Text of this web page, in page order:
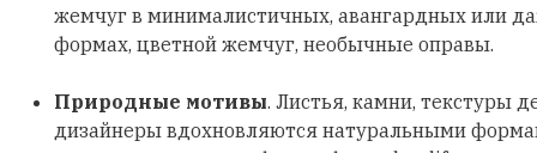
жемчуг в минималистичных, авангардных или
формах, цветной жемчуг, необычные оправы.
Природные мотивы. Листья, камни, текстуры
дизайнеры вдохновляются натуральными